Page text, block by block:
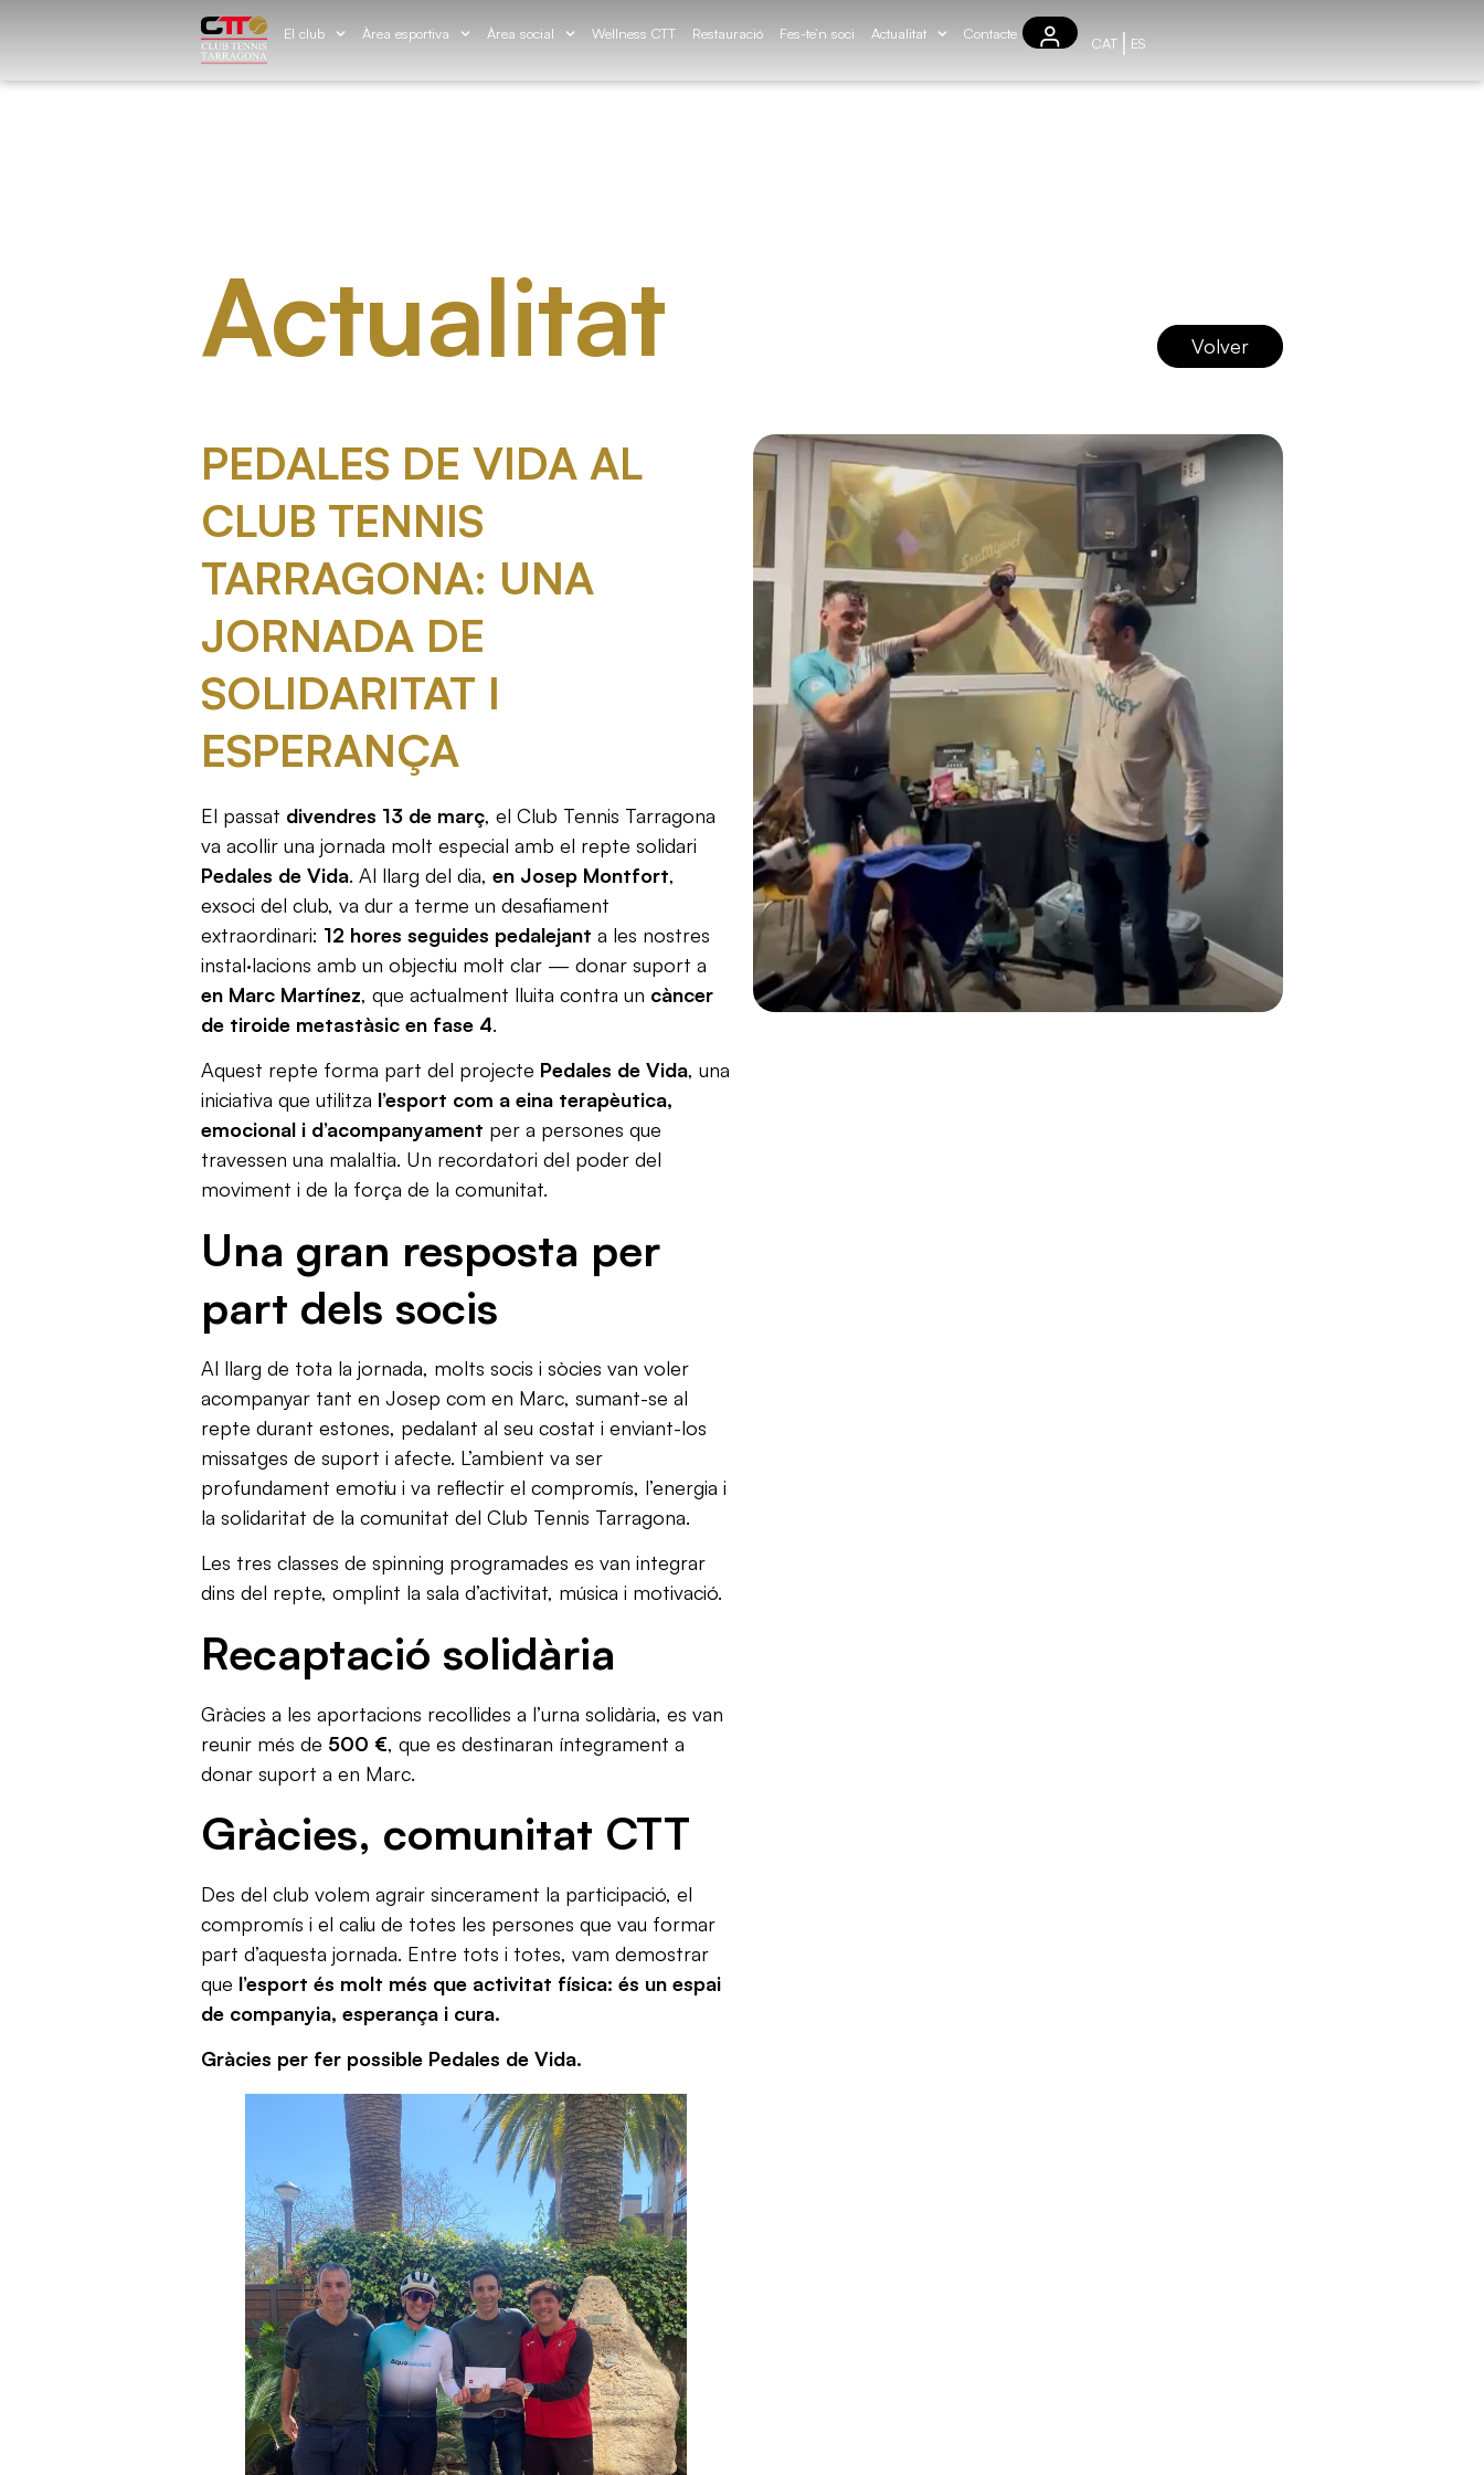
El club Àrea esportiva Àrea social Wellness CTT Restauració Fes-te’n soci Actualitat Contacte
CAT ES
Actualitat Volver
PEDALES DE VIDA AL
CLUB TENNIS
TARRAGONA: UNA
JORNADA DE
SOLIDARITAT I
ESPERANÇA
El passat divendres 13 de març, el Club Tennis Tarragona
va acollir una jornada molt especial amb el repte solidari
Pedales de Vida. Al llarg del dia, en Josep Montfort,
exsoci del club, va dur a terme un desafiament
extraordinari: 12 hores seguides pedalejant a les nostres
instal·lacions amb un objectiu molt clar — donar suport a
en Marc Martínez, que actualment lluita contra un càncer
de tiroide metastàsic en fase 4.
Aquest repte forma part del projecte Pedales de Vida, una
iniciativa que utilitza l’esport com a eina terapèutica,
emocional i d’acompanyament per a persones que
travessen una malaltia. Un recordatori del poder del
moviment i de la força de la comunitat.
Una gran resposta per
part dels socis
Al llarg de tota la jornada, molts socis i sòcies van voler
acompanyar tant en Josep com en Marc, sumant-se al
repte durant estones, pedalant al seu costat i enviant-los
missatges de suport i afecte. L’ambient va ser
profundament emotiu i va reflectir el compromís, l’energia i
la solidaritat de la comunitat del Club Tennis Tarragona.
Les tres classes de spinning programades es van integrar
dins del repte, omplint la sala d’activitat, música i motivació.
Recaptació solidària
Gràcies a les aportacions recollides a l’urna solidària, es van
reunir més de 500 €, que es destinaran íntegrament a
donar suport a en Marc.
Gràcies, comunitat CTT
Des del club volem agrair sincerament la participació, el
compromís i el caliu de totes les persones que vau formar
part d’aquesta jornada. Entre tots i totes, vam demostrar
que l’esport és molt més que activitat física: és un espai
de companyia, esperança i cura.
Gràcies per fer possible Pedales de Vida.